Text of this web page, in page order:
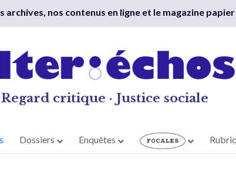
nos contenus en ligne et le magazine
Regard critique · Justice sociale
Dossiers Enquêtes